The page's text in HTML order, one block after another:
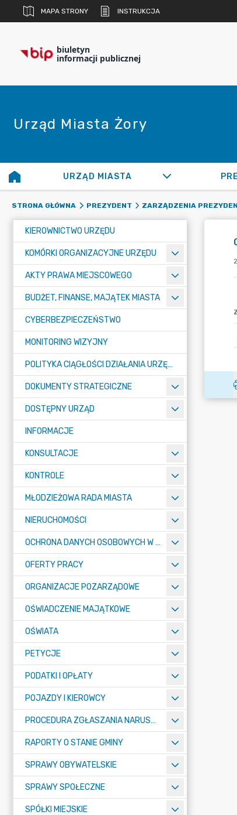
MAPA STRONY INSTRUKCJA
biuletyn
informacji publicznej
Urząd Miasta Żory
URZĄD MIASTA
STRONA GŁÓWNA PREZYDENT ZARZĄDZENIA
KIEROWNICTWO URZĘDU
KOMÓRKI ORGANIZACYJNE URZĘDU
AKTY PRAWA MIEJSCOWEGO
BUDŻET, FINANSE, MAJĄTEK MIASTA
CYBERBEZPIECZEŃSTWO
MONITORING WIZYJNY
POLITYKA CIĄGŁOŚCI DZIAŁANIA URZĘDU MIASTA ŻORY
DOKUMENTY STRATEGICZNE
DOSTĘPNY URZĄD
INFORMACJE
KONSULTACJE
KONTROLE
MŁODZIEŻOWA RADA MIASTA
NIERUCHOMOŚCI
OCHRONA DANYCH OSOBOWYCH W URZĘDZIE MIASTA ŻORY - RODO
OFERTY PRACY
ORGANIZACJE POZARZĄDOWE
OŚWIADCZENIE MAJĄTKOWE
OŚWIATA
PETYCJE
PODATKI I OPŁATY
POJAZDY I KIEROWCY
PROCEDURA ZGŁASZANIA NARUSZEŃ PRAWA
RAPORTY O STANIE GMINY
SPRAWY OBYWATELSKIE
SPRAWY SPOŁECZNE
SPÓŁKI MIEJSKIE